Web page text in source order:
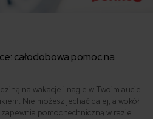
całodobowa pomoc na
na wakacje i nagle w Twoim aucie
Nie możesz jechać dalej, a wokół
pomoc techniczną w razie